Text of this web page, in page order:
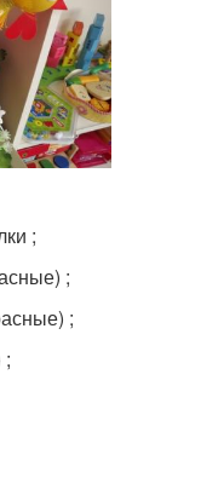
;
;
;
;